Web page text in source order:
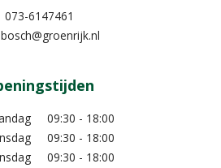
073-6147461
09:30 - 18:00
09:30 - 18:00
09:30 - 18:00